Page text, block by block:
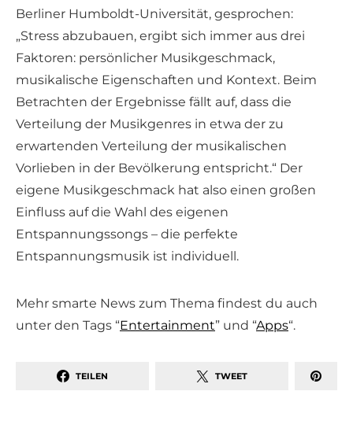
Berliner Humboldt-Universität, gesprochen:
„Stress abzubauen, ergibt sich immer aus drei
Faktoren: persönlicher Musikgeschmack,
musikalische Eigenschaften und Kontext. Beim
Betrachten der Ergebnisse fällt auf, dass die
Verteilung der Musikgenres in etwa der zu
erwartenden Verteilung der musikalischen
Vorlieben in der Bevölkerung entspricht.“ Der
eigene Musikgeschmack hat also einen großen
Einfluss auf die Wahl des eigenen
Entspannungssongs – die perfekte
Entspannungsmusik ist individuell.
Mehr smarte News zum Thema findest du auch
unter den Tags “Entertainment” und “Apps“.
TEILEN TWEET